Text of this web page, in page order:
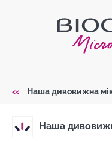
Наша дивовижна
Наша